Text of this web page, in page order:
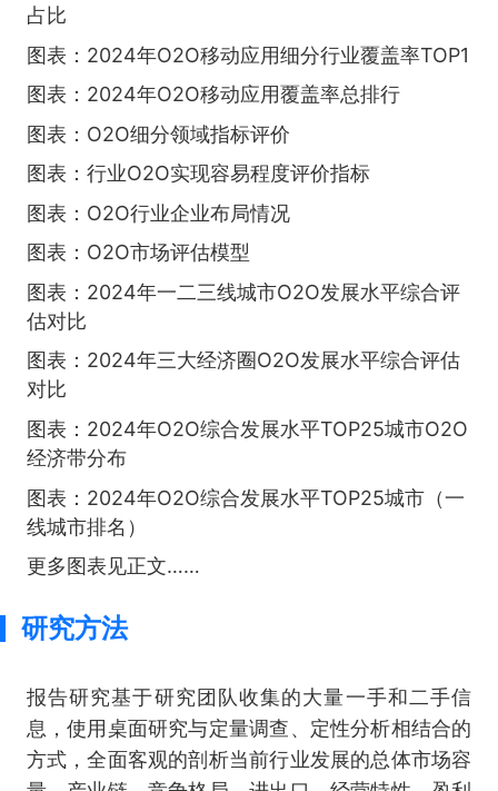
占比
图表：2024年O2O移动应用细分行业覆盖率TOP1
图表：2024年O2O移动应用覆盖率总排行
图表：O2O细分领域指标评价
图表：行业O2O实现容易程度评价指标
图表：O2O行业企业布局情况
图表：O2O市场评估模型
图表：2024年一二三线城市O2O发展水平综合评
估对比
图表：2024年三大经济圈O2O发展水平综合评估
对比
图表：2024年O2O综合发展水平TOP25城市O2O
经济带分布
图表：2024年O2O综合发展水平TOP25城市（一
线城市排名）
更多图表见正文……
研究方法
报告研究基于研究团队收集的大量一手和二手信
息，使用桌面研究与定量调查、定性分析相结合的
方式，全面客观的剖析当前行业发展的总体市场容